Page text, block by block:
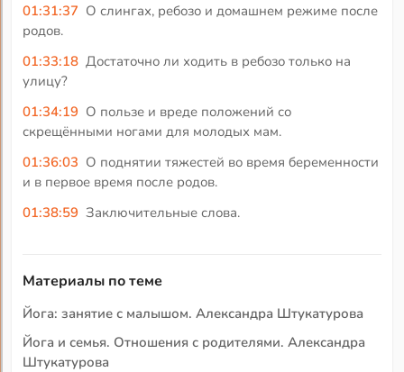
01:31:37 О слингах, ребозо и домашнем режиме после
родов.
01:33:18 Достаточно ли ходить в ребозо только на
улицу?
01:34:19 О пользе и вреде положений со
скрещёнными ногами для молодых мам.
01:36:03 О поднятии тяжестей во время беременности
и в первое время после родов.
01:38:59 Заключительные слова.
Материалы по теме
Йога: занятие с малышом. Александра Штукатурова
Йога и семья. Отношения с родителями. Александра
Штукатурова